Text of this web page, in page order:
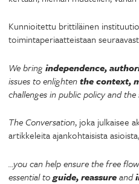
Kunnioitettu brittiläinen instituutio
toimintaperiaatteistaan
We bring independence,
issues to enlightenthe context,
challenges in public policy and the
The Conversation, joka julkaisee
artikkeleita ajankohtaisista
…you can help ensure the free
essential toguide, reassureand